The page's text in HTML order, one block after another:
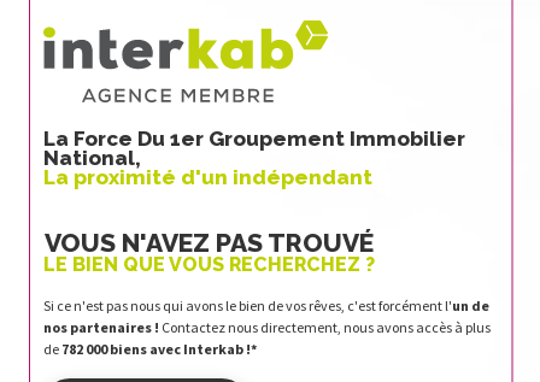
La Force Du 1er Groupement Immobilier
National,
La proximité d'un indépendant
VOUS N'AVEZ PAS TROUVÉ
LE BIEN QUE VOUS RECHERCHEZ ?
Si ce n'est pas nous qui avons le bien de vos rêves, c'est forcément l'un de
nos partenaires ! Contactez nous directement, nous avons accès à plus
de 782 000 biens avec Interkab !*